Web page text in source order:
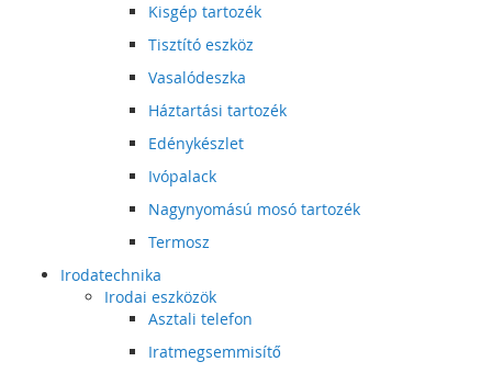
Kisgép tartozék
Tisztító eszköz
Vasalódeszka
Háztartási tartozék
Edénykészlet
Ivópalack
Nagynyomású mosó tartozék
Termosz
Irodatechnika
Irodai eszközök
Asztali telefon
Iratmegsemmisítő